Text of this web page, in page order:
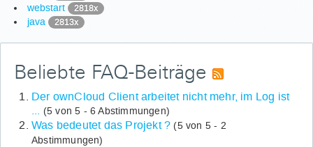
webstart 2818x
java 2813x
Beliebte FAQ-Beiträge
Der ownCloud Client arbeitet nicht mehr, im Log ist
(5 von 5 - 6 Abstimmungen)
Was bedeutet das Projekt ? (5 von 5 - 2
Abstimmungen)